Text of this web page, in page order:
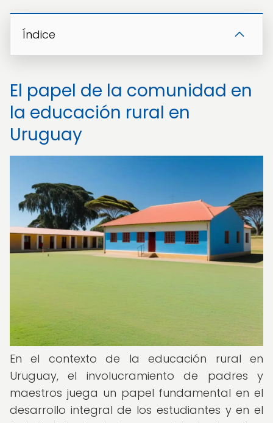
Índice
El papel de la comunidad en
la educación rural en
Uruguay
En el contexto de la educación rural en
Uruguay, el involucramiento de padres y
maestros juega un papel fundamental en el
desarrollo integral de los estudiantes y en el